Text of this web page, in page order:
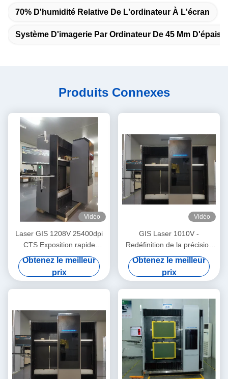
70% D'humidité Relative De L'ordinateur À L'écran
Système D'imagerie Par Ordinateur De 45 Mm
Produits Connexes
Vidéo
Laser GIS 1208V 25400dpi
CTS Exposition rapide
verticale de précision dans
écran
Obtenez le meilleur
prix
Vidéo
GIS Laser 1010V -
Redéfinition de la précision
dans l'imagerie d'ordinateur
Obtenez le meilleur
prix